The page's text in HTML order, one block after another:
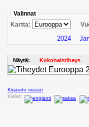
Valinnat
Kartta:
2024
Näytä: Kokonaistiheys
Kirjaudu sisään
Kielet: